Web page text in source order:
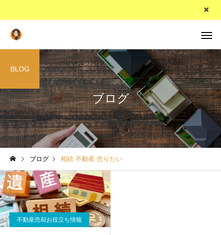
ブログ
BLOG
ブログ 相続 不動産 売りたい
不動産売却お役立ち情報